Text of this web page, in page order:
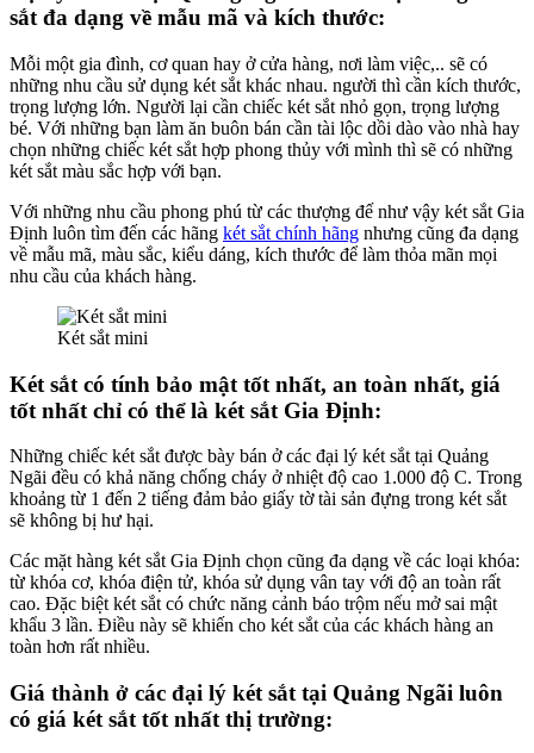
sắt đa dạng về mẫu mã và kích thước:
Mỗi một gia đình, cơ quan hay ở cửa hàng, nơi làm việc,.. sẽ có
những nhu cầu sử dụng két sắt khác nhau. người thì cần kích thước,
trọng lượng lớn. Người lại cần chiếc két sắt nhỏ gọn, trọng lượng
bé. Với những bạn làm ăn buôn bán cần tài lộc dồi dào vào nhà hay
chọn những chiếc két sắt hợp phong thủy với mình thì sẽ có những
két sắt màu sắc hợp với bạn.
Với những nhu cầu phong phú từ các thượng đế như vậy két sắt Gia
Định luôn tìm đến các hãng két sắt chính hãng nhưng cũng đa dạng
về mẫu mã, màu sắc, kiểu dáng, kích thước để làm thỏa mãn mọi
nhu cầu của khách hàng.
Két sắt mini
Két sắt có tính bảo mật tốt nhất, an toàn nhất, giá
tốt nhất chỉ có thể là két sắt Gia Định:
Những chiếc két sắt được bày bán ở các đại lý két sắt tại Quảng
Ngãi đều có khả năng chống cháy ở nhiệt độ cao 1.000 độ C. Trong
khoảng từ 1 đến 2 tiếng đảm bảo giấy tờ tài sản đựng trong két sắt
sẽ không bị hư hại.
Các mặt hàng két sắt Gia Định chọn cũng đa dạng về các loại khóa:
từ khóa cơ, khóa điện tử, khóa sử dụng vân tay với độ an toàn rất
cao. Đặc biệt két sắt có chức năng cảnh báo trộm nếu mở sai mật
khẩu 3 lần. Điều này sẽ khiến cho két sắt của các khách hàng an
toàn hơn rất nhiều.
Giá thành ở các đại lý két sắt tại Quảng Ngãi luôn
có giá két sắt tốt nhất thị trường: